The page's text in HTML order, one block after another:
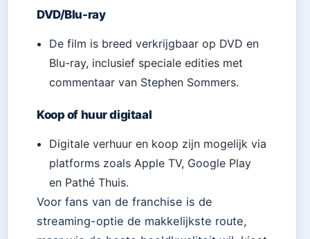
DVD/Blu-ray
De film is breed verkrijgbaar op DVD en
Blu-ray, inclusief speciale edities met
commentaar van Stephen Sommers.
Koop of huur digitaal
Digitale verhuur en koop zijn mogelijk via
platforms zoals Apple TV, Google Play
en Pathé Thuis.
Voor fans van de franchise is de
streaming-optie de makkelijkste route,